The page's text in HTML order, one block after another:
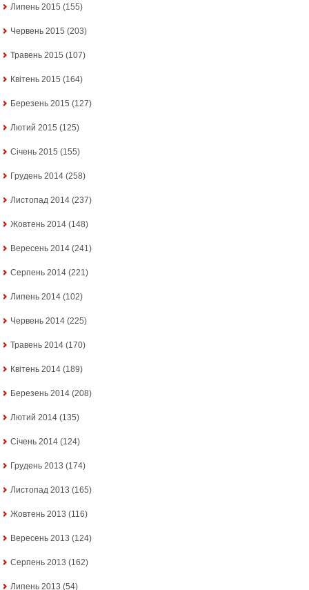
Липень 2015 (155)
Червень 2015 (203)
Травень 2015 (107)
Квітень 2015 (164)
Березень 2015 (127)
Лютий 2015 (125)
Січень 2015 (155)
Грудень 2014 (258)
Листопад 2014 (237)
Жовтень 2014 (148)
Вересень 2014 (241)
Серпень 2014 (221)
Липень 2014 (102)
Червень 2014 (225)
Травень 2014 (170)
Квітень 2014 (189)
Березень 2014 (208)
Лютий 2014 (135)
Січень 2014 (124)
Грудень 2013 (174)
Листопад 2013 (165)
Жовтень 2013 (116)
Вересень 2013 (124)
Серпень 2013 (162)
Липень 2013 (54)